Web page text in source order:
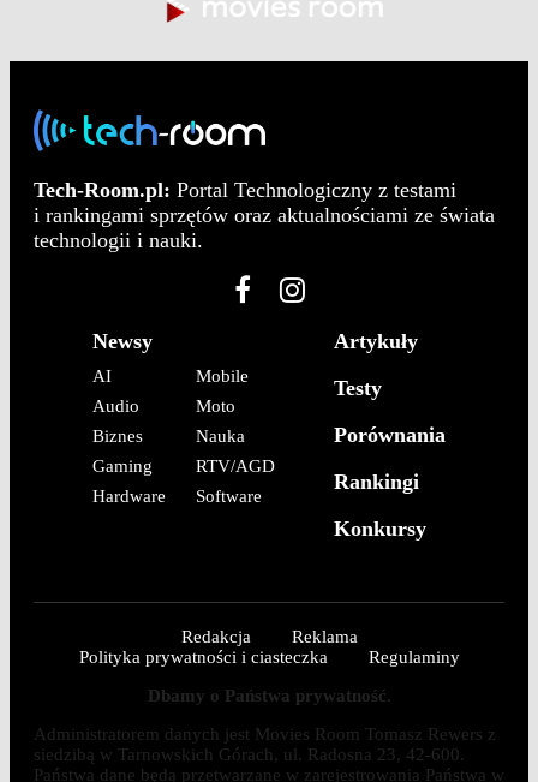
Tech-Room.pl: Portal Technologiczny z testami
i rankingami sprzętów oraz aktualnościami ze świata
technologii i nauki.
Newsy
AI
Audio
Biznes
Gaming
Hardware
Mobile
Moto
Nauka
RTV/AGD
Software
Artykuły
Testy
Porównania
Rankingi
Konkursy
Redakcja
Reklama
Polityka prywatności i ciasteczka
Regulaminy
Dbamy o Państwa prywatność.
Administratorem danych jest Movies Room Tomasz Rewers z
siedzibą w Tarnowskich Górach, ul. Radosna 23, 42-600.
Państwa dane będą przetwarzane w zarejestrowania Państwa w